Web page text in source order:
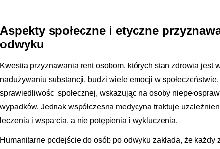
Aspekty społeczne i etyczne
odwyku
Kwestia przyznawania rent osobom, których stan zdrowia jest
nadużywaniu substancji, budzi wiele emocji w
sprawiedliwości społecznej, wskazując na osoby
wypadków. Jednak współczesna medycyna traktuje
leczenia i wsparcia, a nie potępienia i wykluczenia.
Humanitarne podejście do osób po odwyku zakłada, że każdy